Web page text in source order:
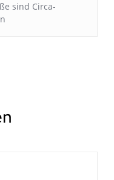
sind Circa-